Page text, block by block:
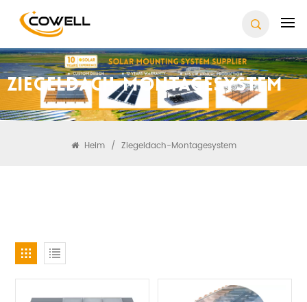
Ziegeldach-Montagesystem
Heim / Ziegeldach-Montagesystem